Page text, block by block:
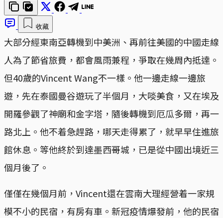
收藏
大部分經東南亞轉機到中美洲、再前往美國的中國走線
人為了節省旅費，都會風雨兼程，爭取在幾周內抵達。
但40歲的Vincent Wang不一樣。他一邊走線一邊旅
遊，先在泰國曼谷遊玩了半個月，大啖美食，又在埃及
開羅參觀了神廟和金字塔，隨後轉機到厄瓜多爾，再一
路北上。他不着急趕路，哪天走得累了，就早早住進旅
館休息。等他終於到達墨西哥城，已是從中國出境近三
個月後了。
僅僅在幾個月前，Vincent還在雲南大理經營着一家規
模不小的民宿，有房有車。新冠疫情爆發前，他的民宿